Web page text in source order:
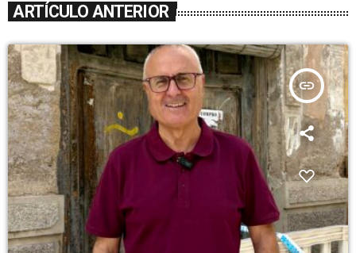
ARTÍCULO ANTERIOR
insert_link